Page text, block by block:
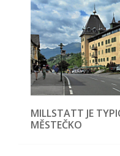
MILLSTATT JE
MĚSTEČKO